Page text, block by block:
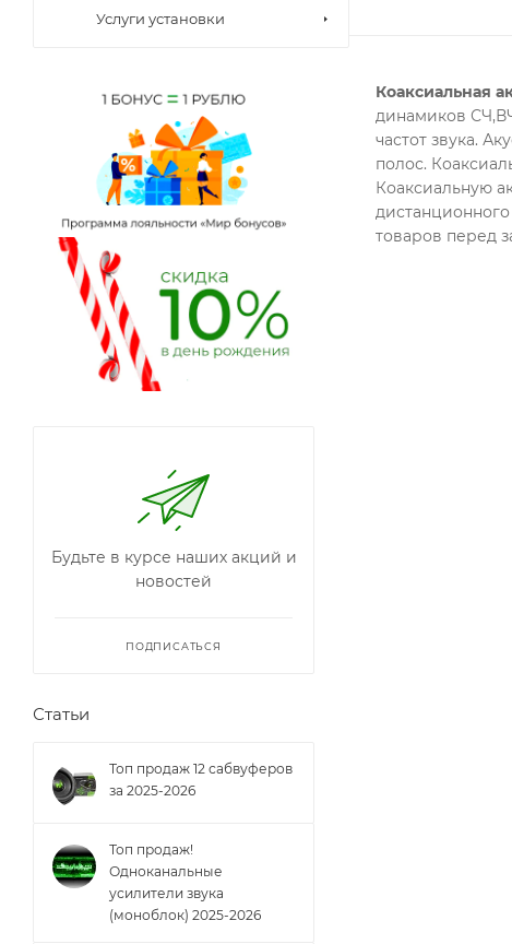
Коаксиальная
динамиков
частот звука.
полос.
Коаксиальную
товаров перед
Услуги установки
Будьте в курсе наших акций и
новостей
ПОДПИСАТЬСЯ
Статьи
Топ продаж 12 сабвуферов
за 2025-2026
Топ продаж!
Одноканальные
усилители звука
(моноблок) 2025-2026